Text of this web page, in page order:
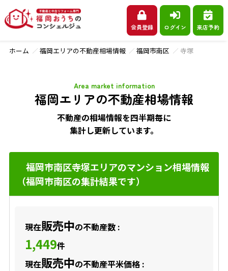
会員登録 ログイン 来店予約
ホーム 福岡エリアの不動産相場情報 福岡市南区 寺塚
福岡エリアの不動産相場情報
Area market information
不動産の相場情報を四半期毎に
集計し更新しています。
福岡市南区寺塚エリアのマンション相場情報
（福岡市南区の集計結果です）
現在販売中の不動産数 :
1,449件
現在販売中の不動産平米価格 :